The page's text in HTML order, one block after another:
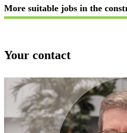
More suitable jobs in the
Your contact